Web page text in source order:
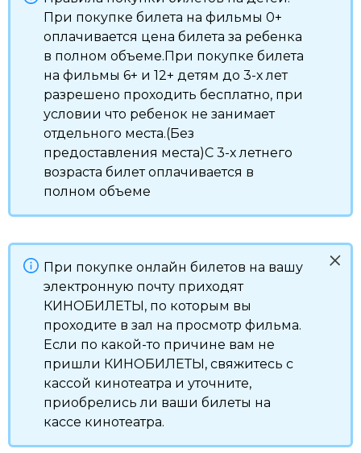
При покупке билета на фильмы 0+
оплачивается цена билета за ребенка
в полном объеме.При покупке билета
на фильмы 6+ и 12+ детям до 3-х лет
разрешено проходить бесплатно, при
условии что ребенок не занимает
отдельного места.(Без
предоставления места)С 3-х летнего
возраста билет оплачивается в
полном объеме
При покупке онлайн билетов на вашу
электронную почту приходят
КИНОБИЛЕТЫ, по которым вы
проходите в зал на просмотр фильма.
Если по какой-то причине вам не
пришли КИНОБИЛЕТЫ, свяжитесь с
кассой кинотеатра и уточните,
приобрелись ли ваши билеты на
кассе кинотеатра.